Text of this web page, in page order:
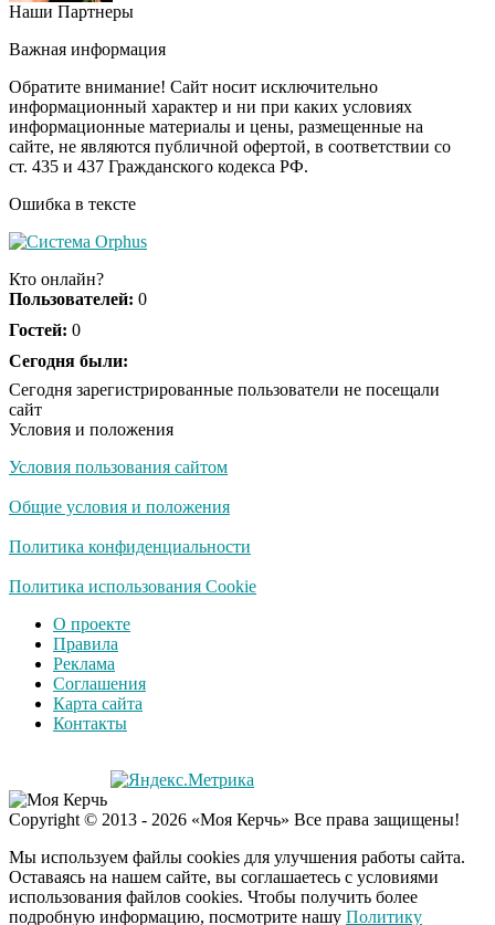
Этот танец невесты
Пересмотрела 10 раз
i
Ролик длится пару
секунд, но вы будете в
шоке от увиденного
Ролик из Омска: вы
Ржу не переставая, это
не раз
Скрытая камера на
люди вытворяют, когда
Ролик длится
смеяться вы будете
Королева вагона
отожгла! Видео не
оставит равнодушным
Корее: «Верни мне
всё, что я подарил —
Patriot и THAAD»
Наши Партнеры
Важная информация
Обратите внимание! Сайт носит исключительно
информационный характер и ни при каких условиях
информационные материалы и цены, размещенные на
сайте, не являются публичной офертой, в соответствии со
ст. 435 и 437 Гражданского кодекса РФ.
Ошибка в тексте
Кто онлайн?
Пользователей: 0
Гостей: 0
Сегодня были:
Сегодня зарегистрированные пользователи не посещали
сайт
Условия и положения
Условия пользования сайтом
Общие условия и положения
Политика конфиденциальности
Политика использования Cookie
О проекте
Правила
Реклама
Соглашения
Карта сайта
Контакты
Copyright © 2013 - 2026 «Моя Керчь» Все права защищены!
Мы используем файлы cookies для улучшения работы сайта.
Оставаясь на нашем сайте, вы соглашаетесь с условиями
использования файлов cookies. Чтобы получить более
подробную информацию, посмотрите нашу Политику